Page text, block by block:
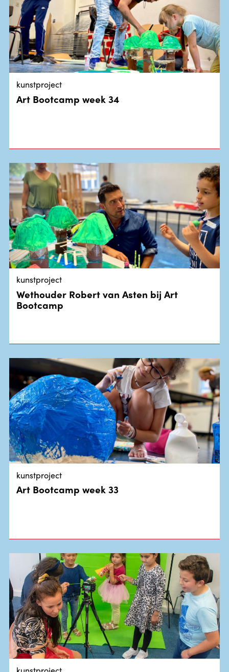
kunstproject
Art Bootcamp week 34
kunstproject
Wethouder Robert van Asten bij Art
Bootcamp
kunstproject
Art Bootcamp week 33